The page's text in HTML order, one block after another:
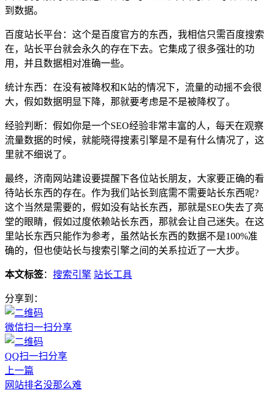
到数据。
百度站长平台：这个是百度官方的东西，我相信只需百度搜索
在，站长平台就会永久的存在下去。它集成了很多强壮的功
用，并且数据相对准确一些。
统计东西：在没有被降权和K站的情况下，流量的动摇不会很
大，假如数据明显下降，那就要考虑是不是被降权了。
经验判断：假如你是一个SEO经验非常丰富的人，每天在观察
流量数据的时候，就能晓得搜素引擎是不是有什么情况了，这
里就不细说了。
最终，济南网站建设要提醒下各位站长朋友，大家要正确的看
待站长东西的存在。作为我们站长到底需不需要站长东西呢?
这个当然是需要的，假如没有站长东西，那就是SEO失去了亮
堂的眼睛，假如过度依赖站长东西，那就会让自己迷失。在这
里站长东西只能作为参考，虽然站长东西的数据不是100%准
确的，但也使站长与搜索引擎之间的关系拉近了一大步。
本文标签： 搜索引擎 站长工具
分享到：
微信扫一扫分享
QQ扫一扫分享
上一篇
网站排名没那么难